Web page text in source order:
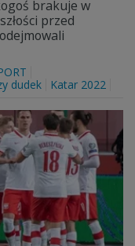
brakuje w
przed
dudek Katar 2022